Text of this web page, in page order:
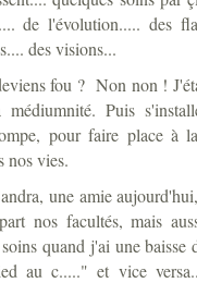
de l'évolution..... des
des visions...
fou ? Non non !
médiumnité. Puis
pour faire place à
nos vies.
une amie
nos facultés, mais
quand j'ai une baisse
au c....." et vice